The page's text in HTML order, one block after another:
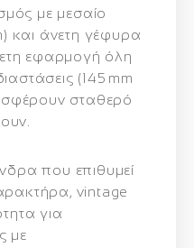
με μεσαίο
και άνετη γέφυρα
εφαρμογή όλη
(145 mm
σταθερό
που επιθυμεί
vintage
για
με